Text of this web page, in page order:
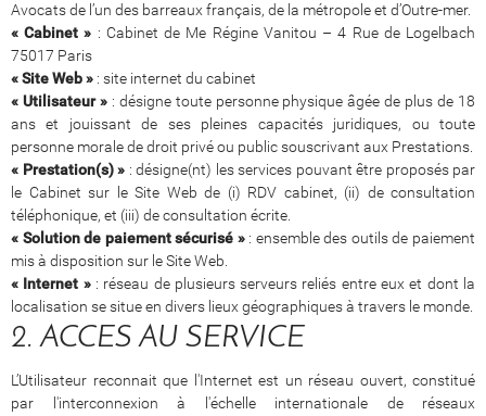
Avocats de l’un des barreaux français, de la métropole et d’Outre-mer.
« Cabinet » : Cabinet de Me Régine Vanitou – 4 Rue de Logelbach
75017 Paris
« Site Web » : site internet du cabinet
« Utilisateur »: désigne toute personne physique âgée de plus de 18
ans et jouissant de ses pleines capacités juridiques, ou toute
personne morale de droit privé ou public souscrivant aux Prestations.
« Prestation(s) » : désigne(nt) les services pouvant être proposés par
le Cabinet sur le Site Web de (i) RDV cabinet, (ii) de consultation
téléphonique, et (iii) de consultation écrite.
« Solution de paiement sécurisé »: ensemble des outils de paiement
mis à disposition sur le Site Web.
« Internet »: réseau de plusieurs serveurs reliés entre eux et dont la
localisation se situe en divers lieux géographiques à travers le monde.
2. ACCES AU SERVICE
L’Utilisateur reconnait que l'Internet est un réseau ouvert, constitué
par l'interconnexion à l'échelle internationale de réseaux